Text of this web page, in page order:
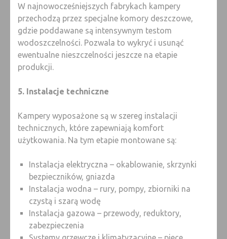
W najnowocześniejszych fabrykach kampery
przechodzą przez specjalne komory deszczowe,
gdzie poddawane są intensywnym testom
wodoszczelności. Pozwala to wykryć i usunąć
ewentualne nieszczelności jeszcze na etapie
produkcji.
5. Instalacje techniczne
Kampery wyposażone są w szereg instalacji
technicznych, które zapewniają komfort
użytkowania. Na tym etapie montowane są:
Instalacja elektryczna – okablowanie, skrzynki
bezpieczników, gniazda
Instalacja wodna – rury, pompy, zbiorniki na
czystą i szarą wodę
Instalacja gazowa – przewody, reduktory,
zabezpieczenia